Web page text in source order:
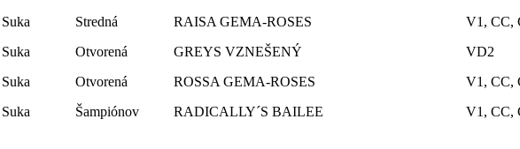
Suka
Stredná RAISA GEMA-ROSES
V1, CC,
Suka
Otvorená GREYS VZNEŠENÝ
VD2
Suka
Otvorená ROSSA GEMA-ROSES
V1, CC,
Suka
Šampiónov RADICALLY´S BAILEE V1, CC,